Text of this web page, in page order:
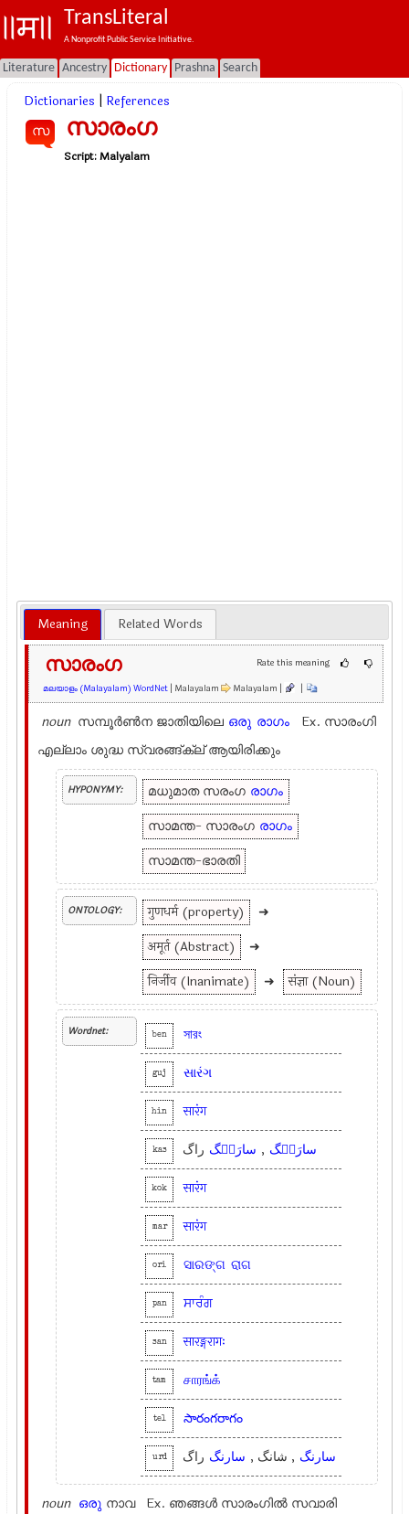
TransLiteral
A Nonprofit Public Service Initiative.
Literature Ancestry Dictionary Prashna Search
Dictionaries References
സ സാരംഗ
Script:Malyalam
Meaning Related Words
Rate this meaning
സാരംഗ
മലയാളം (Malayalam) WordNet | Malayalam Malayalam | |
noun സമ്പൂര്‍ണ്‍ന ജാതിയിലെ ഒരു രാഗം Ex. സാരംഗി
എല്ലാം ശുദ്ധ സ്വരങ്ങ്ക്ല് ആയിരിക്കും
HYPONYMY: മധുമാത സരംഗ രാഗം
സാമന്ത- സാരംഗ രാഗം
സാമന്ത-ഭാരതി
ONTOLOGY: गुणधर्म (property)
➜
अमूर्त (Abstract)
➜
निर्जीव (Inanimate)
➜ संज्ञा (Noun)
Wordnet: ben সারং
guj સારંગ
hin सारंग
kas سارَنٛگ , سارَنٛگ راگ
kok सारंग
mar सारंग
ori ସାରଙ୍ଗ ରାଗ
pan ਸਾਰੰਗ
san सारङ्गरागः
tam சாரங்க்
tel సారంగరాగం
urd سارنگ , شانگ , سارنگ راگ
noun ഒരു നാവ Ex. ഞങ്ങള്‍ സാരംഗില്‍ സവാരി